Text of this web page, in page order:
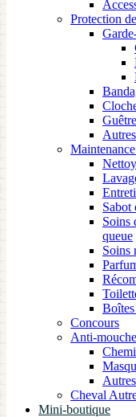
Protection
Sabot
Soins
queue
Soins
Boîtes
Concours
Anti-
Cheval
Mini-boutique